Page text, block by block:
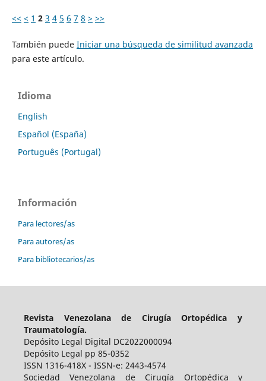
<< < 1 2 3 4 5 6 7 8 > >>
También puede Iniciar una búsqueda de similitud avanzada
para este artículo.
Idioma
English
Español (España)
Português (Portugal)
Información
Para lectores/as
Para autores/as
Para bibliotecarios/as
Revista Venezolana de Cirugía Ortopédica y
Traumatología.
Depósito Legal Digital DC2022000094
Depósito Legal pp 85-0352
ISSN 1316-418X - ISSN-e: 2443-4574
Sociedad Venezolana de Cirugía Ortopédica y